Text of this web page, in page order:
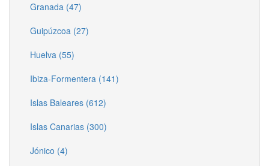
Granada (47)
Guipúzcoa (27)
Huelva (55)
Ibiza-Formentera (141)
Islas Baleares (612)
Islas Canarias (300)
Jónico (4)